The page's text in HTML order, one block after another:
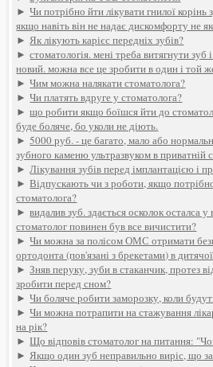
►Чи потрібно йти лікувати гнилої
якщо навіть він не надає дискомфорту не
►Як лікують карієс передніх зубів?
►стоматологія. мені треба витягнути зуб
новий. можна все це зробити в один і той
►Чим можна налякати стоматолога?
►Чи платять вдруге у стоматолога?
►що робити якщо боїшся йти до
буде боляче, бо уколи не діють.
►5000 руб. - це багато, мало або
зубного каменю ультразвуком в приватній
►Лікування зубів перед імплантацією і
►Відпускають чи з роботи, якщо
стоматолога?
►видалив зуб. здається осколок осталса у
стоматолог повинен був все вичистити?
►Чи можна за полісом ОМС отримати
ортодонта (пов'язані з брекетами) в
►Зняв перуку, зуби в стаканчик, протез
зробити перед сном?
►Чи боляче робити заморозку, коли
►Чи можна потрапити на стажування
на рік?
►Що відповів стоматолог на питання:
►Якщо один зуб неправильно виріс, що